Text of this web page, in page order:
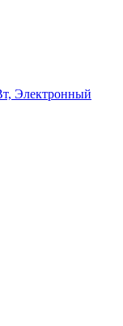
Электронный